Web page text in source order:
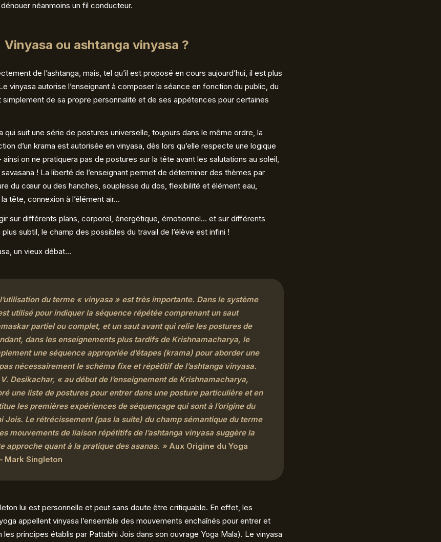
néanmoins un fil conducteur.
Vinyasa ou ashtanga vinyasa ?
de l’ashtanga, mais, tel qu’il est proposé en cours aujourd’hui, il est plus
vinyasa autorise l’enseignant à composer la séance en fonction du public, du
simplement de sa propre personnalité et de ses appétences pour certaines
qui suit une série de postures universelle, toujours dans le même ordre, la
d’un krama est autorisée en vinyasa, dès lors qu’elle respecte une logique
ainsi on ne pratiquera pas de postures sur la tête avant les salutations au soleil,
! La liberté de l’enseignant permet de déterminer des thèmes par
du cœur ou des hanches, souplesse du dos, flexibilité et élément eau,
tête, connexion à l’élément air…
sur différents plans, corporel, énergétique, émotionnel… et sur différents
subtil, le champ des possibles du travail de l’élève est infini !
un vieux débat…
du terme « vinyasa » est très importante. Dans le système
utilisé pour indiquer la séquence répétée comprenant un saut
partiel ou complet, et un saut avant qui relie les postures de
dans les enseignements plus tardifs de Krishnamacharya, le
une séquence appropriée d’étapes (krama) pour aborder une
nécessairement le schéma fixe et répétitif de l’ashtanga vinyasa.
Desikachar, « au début de l’enseignement de Krishnamacharya,
une liste de postures pour entrer dans une posture particulière et en
les premières expériences de séquençage qui sont à l’origine du
Jois. Le rétrécissement (pas la suite) du champ sémantique du terme
mouvements de liaison répétitifs de l’ashtanga vinyasa suggère la
approche quant à la pratique des asanas. » Aux Origine du Yoga
Mark Singleton
lui est personnelle et peut sans doute être critiquable. En effet, les
appellent vinyasa l’ensemble des mouvements enchaînés pour entrer et
les principes établis par Pattabhi Jois dans son ouvrage Yoga Mala). Le vinyasa